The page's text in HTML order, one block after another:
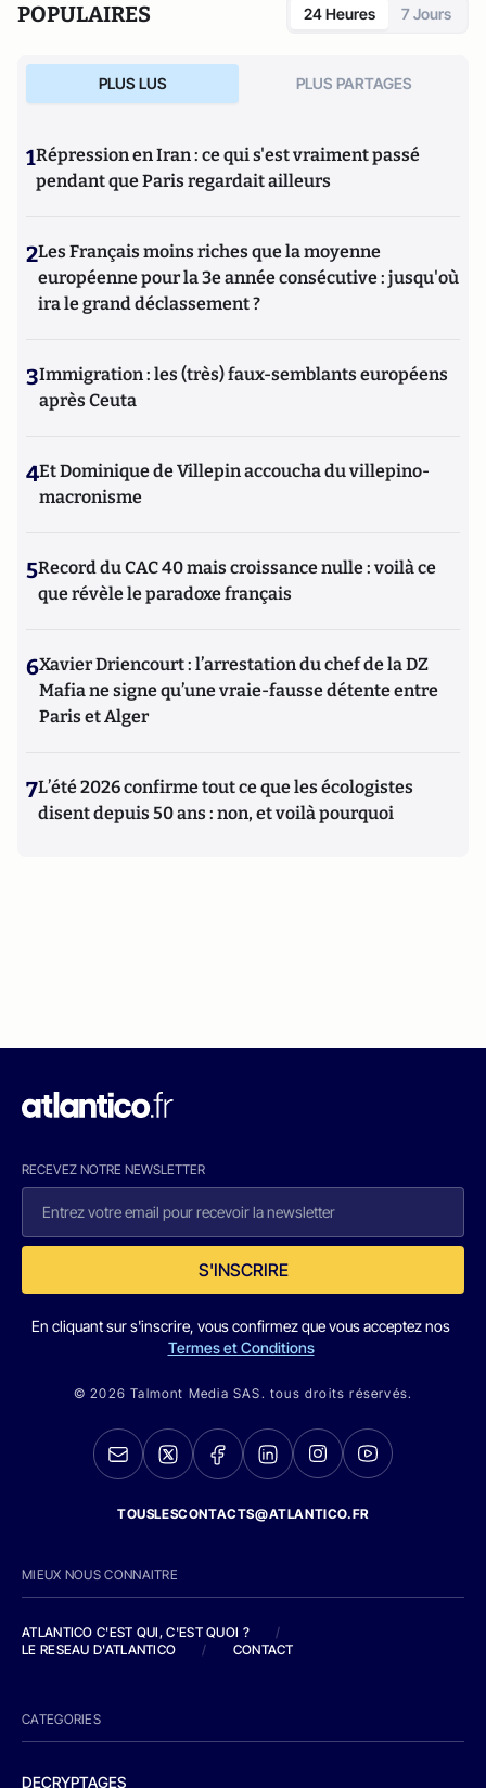
POPULAIRES 24 Heures 7 Jours
PLUS LUS PLUS PARTAGES
1Répression en Iran : ce qui s'est vraiment passé
pendant que Paris regardait ailleurs
2Les Français moins riches que la moyenne
européenne pour la 3e année consécutive : jusqu'où
ira le grand déclassement ?
3Immigration : les (très) faux-semblants européens
après Ceuta
4Et Dominique de Villepin accoucha du villepino-
macronisme
5Record du CAC 40 mais croissance nulle : voilà ce
que révèle le paradoxe français
6Xavier Driencourt : l’arrestation du chef de la DZ
Mafia ne signe qu’une vraie-fausse détente entre
Paris et Alger
7L’été 2026 confirme tout ce que les écologistes
disent depuis 50 ans : non, et voilà pourquoi
RECEVEZ NOTRE NEWSLETTER
S'INSCRIRE
En cliquant sur s'inscrire, vous confirmez que vous acceptez nos
Termes et Conditions
© 2026 Talmont Media SAS. tous droits réservés.
TOUSLESCONTACTS@ATLANTICO.FR
MIEUX NOUS CONNAITRE
ATLANTICO C'EST QUI, C'EST QUOI ?
/
LE RESEAU D'ATLANTICO
/ CONTACT
CATEGORIES
DECRYPTAGES